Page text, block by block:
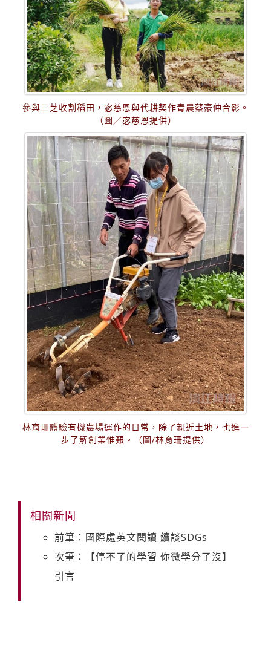
參與三芝收割稻田，宓慈恩與代耕契作青農蔡豪仲合影。
（圖／宓慈恩提供）
林育珊體驗有機農場運作的日常，除了親近土地，也進一
步了解創業惟艱。（圖/林育珊提供）
相關新聞
前筆：國際處英文閱讀 續談SDGs
次筆：【停不了的學習 你微學分了沒】
引言